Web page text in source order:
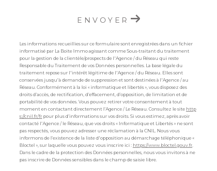
ENVOYER
Les informations recueillies sur ce formulaire sont enregistrées dans un fichier
informatisé par La Boite Immo agissant comme Sous-traitant du traitement
pour la gestion de la clientèle/prospects de l'Agence / du Réseau qui reste
Responsable du Traitement de vos Données personnelles. La base légale du
traitement repose sur l'intérêt légitime de l'Agence / du Réseau. Elles sont
conservées jusqu'à demande de suppression et sont destinées à l'Agence / au
Réseau. Conformément à la loi « informatique et libertés », vous disposez des
droits d’accès, de rectification, d’effacement, d’opposition, de limitation et de
portabilité de vos données. Vous pouvez retirer votre consentement à tout
moment en contactant directement l’Agence / Le Réseau. Consultez le site http
s://cnil.fr/fr pour plus d’informations sur vos droits. Si vous estimez, après avoir
contacté l'Agence / le Réseau, que vos droits « Informatique et Libertés » ne sont
pas respectés, vous pouvez adresser une réclamation à la CNIL. Nous vous
informons de l’existence de la liste d'opposition au démarchage téléphonique «
Bloctel », sur laquelle vous pouvez vous inscrire ici : https://www.bloctel.gouv.fr
Dans le cadre de la protection des Données personnelles, nous vous invitons à ne
pas inscrire de Données sensibles dans le champ de saisie libre.